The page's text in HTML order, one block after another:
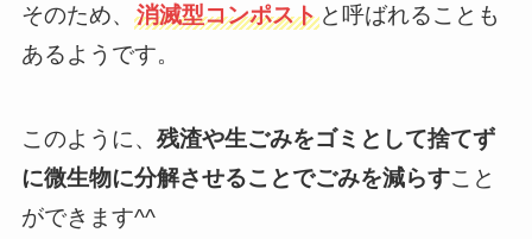
そのため、 消滅型コンポストと呼ばれることも
あるようです。
このように、 残渣や生ごみをゴミとして捨てず
に微生物に分解させることでごみを減らすこと
ができます^^